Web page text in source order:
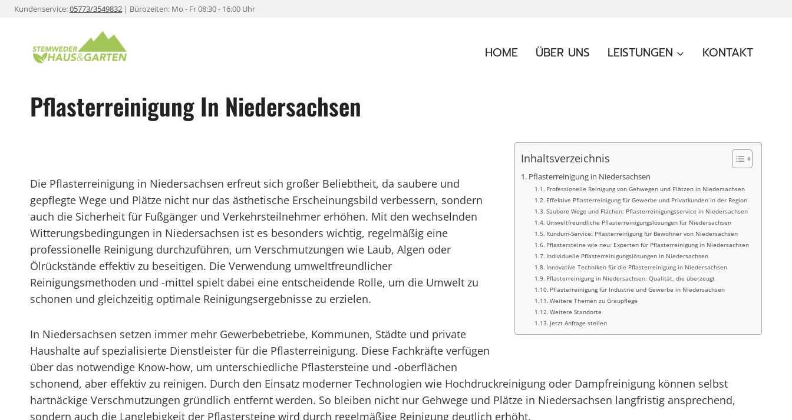
ZumKundenservice:05773/3549832 | Bürozeiten: Mo - Fr 08:30 - 16:00 Uhr
HOME ÜBER UNS LEISTUNGEN KONTAKT
Pflasterreinigung In Niedersachsen
Inhaltsverzeichnis
Pflasterreinigung in Niedersachsen
Professionelle Reinigung von Gehwegen und Plätzen in Niedersachsen
Effektive Pflasterreinigung für Gewerbe und Privatkunden in der Region
Saubere Wege und Flächen: Pflasterreinigungsservice in Niedersachsen
Umweltfreundliche Pflasterreinigungslösungen für Niedersachsen
Rundum-Service: Pflasterreinigung für Bewohner von Niedersachsen
Pflastersteine wie neu: Experten für Pflasterreinigung in Niedersachsen
Individuelle Pflasterreinigungslösungen in Niedersachsen
Innovative Techniken für die Pflasterreinigung in Niedersachsen
Pflasterreinigung in Niedersachsen: Qualität, die überzeugt
Pflasterreinigung für Industrie und Gewerbe in Niedersachsen
Weitere Themen zu Graupflege
Weitere Standorte
Jetzt Anfrage stellen
Die Pflasterreinigung in Niedersachsen erfreut sich großer Beliebtheit, da saubere und
gepflegte Wege und Plätze nicht nur das ästhetische Erscheinungsbild verbessern, sondern
auch die Sicherheit für Fußgänger und Verkehrsteilnehmer erhöhen. Mit den wechselnden
Witterungsbedingungen in Niedersachsen ist es besonders wichtig, regelmäßig eine
professionelle Reinigung durchzuführen, um Verschmutzungen wie Laub, Algen oder
Ölrückstände effektiv zu beseitigen. Die Verwendung umweltfreundlicher
Reinigungsmethoden und -mittel spielt dabei eine entscheidende Rolle, um die Umwelt zu
schonen und gleichzeitig optimale Reinigungsergebnisse zu erzielen.
In Niedersachsen setzen immer mehr Gewerbebetriebe, Kommunen, Städte und private
Haushalte auf spezialisierte Dienstleister für die Pflasterreinigung. Diese Fachkräfte verfügen
über das notwendige Know-how, um unterschiedliche Pflastersteine und -oberflächen
schonend, aber effektiv zu reinigen. Durch den Einsatz moderner Technologien wie Hochdruckreinigung oder Dampfreinigung können selbst
hartnäckige Verschmutzungen gründlich entfernt werden. So bleiben nicht nur Gehwege und Plätze in Niedersachsen langfristig ansprechend,
sondern auch die Langlebigkeit der Pflastersteine wird durch regelmäßige Reinigung deutlich erhöht.